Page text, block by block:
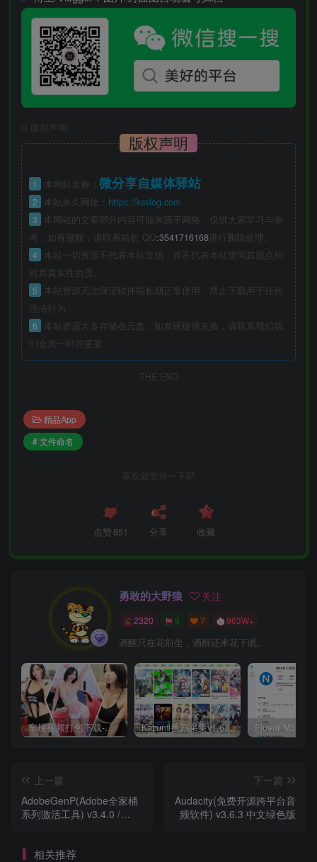
版权声明
版权声明
1 本网站名称： 微分享自媒体驿站
2 本站永久网址： https://ksvlog.com
3
本网站的文章部分内容可能来源于网络，仅供大家学习与参
考，如有侵权，请联系站长 QQ:3541716168进行删除处理。
4
本站一切资源不代表本站立场，并不代表本站赞同其观点和
对其真实性负责。
5
本站资源无法保证软件能长期正常使用，禁止下载用于任何
违法行为
6
本站资源大多存储在云盘，如发现链接失效，请联系我们我
们会第一时间更新。
THE END
精品App
# 文件命名
喜欢就支持一下吧
点赞 851 分享 收藏
勇敢的大野狼 关注
2320 9 7 963W+
酒醒只在花前坐，酒醉还来花下眠。
车模视频打包下载-高清无水印版 Kazumi番剧采集v1.6.9：支持自定义规则+在线观看+弹幕，跨平台下载
上一篇
AdobeGenP(Adobe全家桶
系列激活工具) v3.4.0 /
下一篇
Audacity(免费开源跨平台音
频软件) v3.6.3 中文绿色版
相关推荐